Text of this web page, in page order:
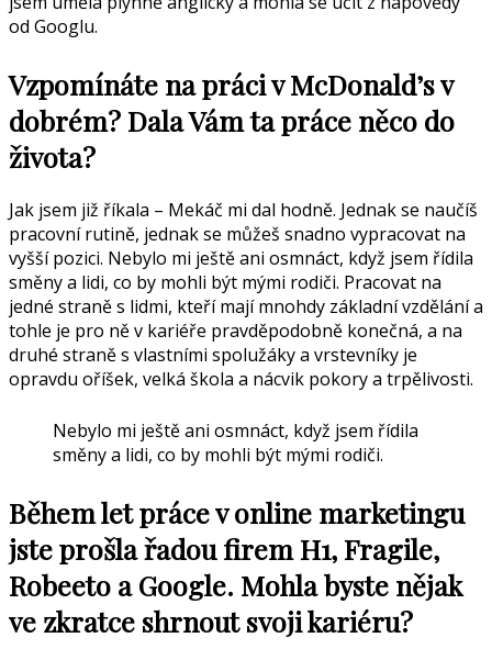
od Googlu.
Vzpomínáte na práci v McDonald’s v
dobrém? Dala Vám ta práce něco do
života?
Jak jsem již říkala – Mekáč mi dal hodně. Jednak se naučíš
pracovní rutině, jednak se můžeš snadno vypracovat na
vyšší pozici. Nebylo mi ještě ani osmnáct, když jsem řídila
směny a lidi, co by mohli být mými rodiči. Pracovat na
jedné straně s lidmi, kteří mají mnohdy základní vzdělání a
tohle je pro ně v kariéře pravděpodobně konečná, a na
druhé straně s vlastními spolužáky a vrstevníky je
opravdu oříšek, velká škola a nácvik pokory a trpělivosti.
Nebylo mi ještě ani osmnáct, když jsem řídila
směny a lidi, co by mohli být mými rodiči.
Během let práce v online marketingu
jste prošla řadou firem H1, Fragile,
Robeeto a Google. Mohla byste nějak
ve zkratce shrnout svoji kariéru?